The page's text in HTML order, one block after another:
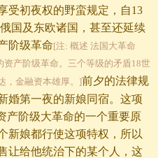
受初夜权的野蛮规定，自13
国及东欧诸国，甚至还延续
阶级革命[注: 概述 法国大革命
资产阶级革命。三个等级的矛盾18世
，金融资本雄厚。]前夕的法律规
婚第一夜的新娘同宿。这项
产阶级大革命的一个重要原
新娘都行使这项特权，所以
让给他统治下的某个人，这